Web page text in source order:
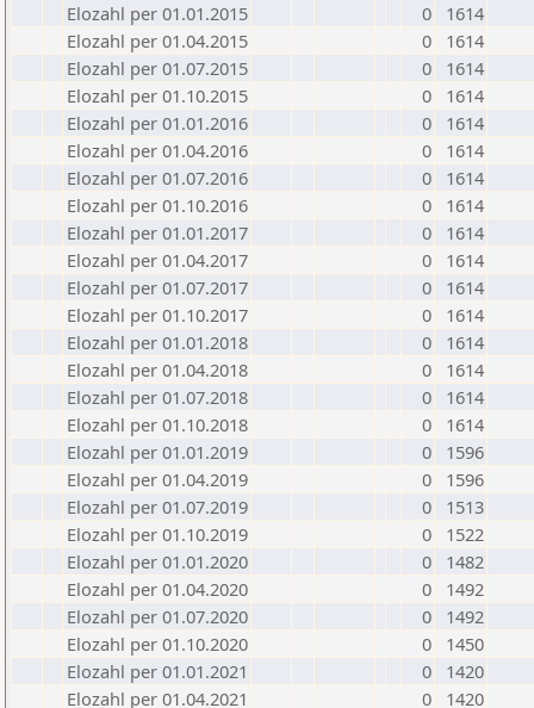
Elozahl per 01.01.2015
0
1614
Elozahl per 01.04.2015
0
1614
Elozahl per 01.07.2015
0
1614
Elozahl per 01.10.2015
0
1614
Elozahl per 01.01.2016
0
1614
Elozahl per 01.04.2016
0
1614
Elozahl per 01.07.2016
0
1614
Elozahl per 01.10.2016
0
1614
Elozahl per 01.01.2017
0
1614
Elozahl per 01.04.2017
0
1614
Elozahl per 01.07.2017
0
1614
Elozahl per 01.10.2017
0
1614
Elozahl per 01.01.2018
0
1614
Elozahl per 01.04.2018
0
1614
Elozahl per 01.07.2018
0
1614
Elozahl per 01.10.2018
0
1614
Elozahl per 01.01.2019
0
1596
Elozahl per 01.04.2019
0
1596
Elozahl per 01.07.2019
0
1513
Elozahl per 01.10.2019
0
1522
Elozahl per 01.01.2020
0
1482
Elozahl per 01.04.2020
0
1492
Elozahl per 01.07.2020
0
1492
Elozahl per 01.10.2020
0
1450
Elozahl per 01.01.2021
0
1420
Elozahl per 01.04.2021
0
1420